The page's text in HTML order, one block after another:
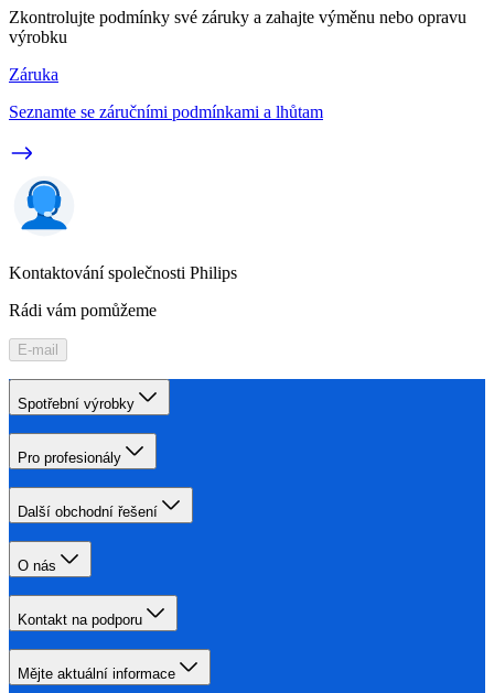
Zkontrolujte podmínky své záruky a zahajte výměnu nebo opravu
výrobku
Záruka
Seznamte se záručními podmínkami a lhůtam
Kontaktování společnosti Philips
Rádi vám pomůžeme
E-mail
Spotřební výrobky
Pro profesionály
Další obchodní řešení
O nás
Kontakt na podporu
Mějte aktuální informace